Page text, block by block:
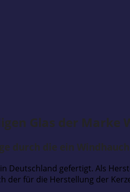
Glas der Marke
durch die ein
Deutschland gefertigt. Als
der für die Herstellung der